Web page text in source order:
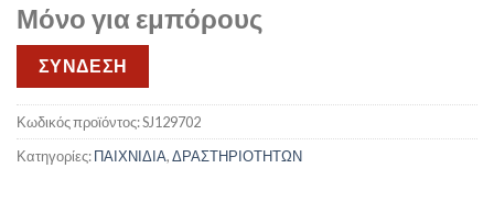
Μόνο για εμπόρους
ΣΥΝΔΕΣΗ
Κωδικός προϊόντος:SJ129702
Κατηγορίες:ΠΑΙΧΝΙΔΙΑ,ΔΡΑΣΤΗΡΙΟΤΗΤΩΝ